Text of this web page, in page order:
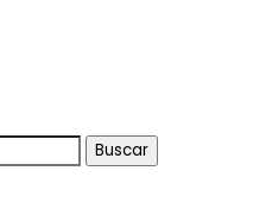
Buscar